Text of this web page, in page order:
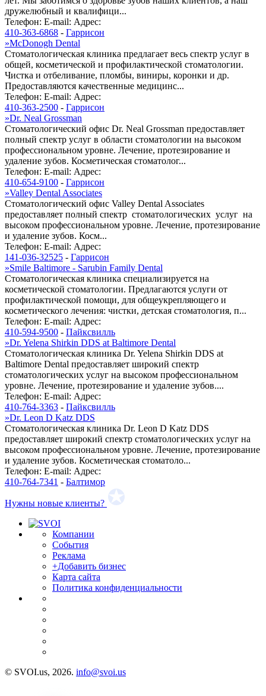
дружелюбный и квалифици...
Телефон: E-mail: Адрес:
410-363-6868 - Гаррисон
»McDonogh Dental
Стоматологическая клиника предлагает весь спектр услуг в
общей, косметической и профилактической стоматологии.
Чистка и отбеливание, пломбы, виниры, коронки и др.
Предоставляются качественные медицинс...
Телефон: E-mail: Адрес:
410-363-2500 - Гаррисон
»Dr. Neal Grossman
Стоматологический офис Dr. Neal Grossman предоставляет
полный спектр услуг в области стоматологии на высоком
профессиональном уровне. Лечение, протезирование и
удаление зубов. Косметическая стоматолог...
Телефон: E-mail: Адрес:
410-654-9100 - Гаррисон
»Valley Dental Associates
Стоматологический офис Valley Dental Associates
предоставляет полный спектр стоматологических услуг на
высоком профессиональном уровне. Лечение, протезирование
и удаление зубов. Косм...
Телефон: E-mail: Адрес:
141-036-32525 - Гаррисон
»Smile Baltimore - Sarubin Family Dental
Стоматологическая клиника специализируется на
косметической стоматологии. Предлагаются услуги от
профилактической помощи, для общеукрепляющего и
косметического лечения: чистки, детская стоматология, п...
Телефон: E-mail: Адрес:
410-594-9500 - Пайксвилль
»Dr. Yelena Shirkin DDS at Baltimore Dental
Стоматологическая клиника Dr. Yelena Shirkin DDS at
Baltimore Dental предоставляет широкий спектр
стоматологических услуг на высоком профессиональном
уровне. Лечение, протезирование и удаление зубов....
Телефон: E-mail: Адрес:
410-764-3363 - Пайксвилль
»Dr. Leon D Katz DDS
Стоматологическая клиника Dr. Leon D Katz DDS
предоставляет широкий спектр стоматологических услуг на
высоком профессиональном уровне. Лечение, протезирование
и удаление зубов. Косметическая стоматоло...
Телефон: E-mail: Адрес:
410-764-7341 - Балтимор
Нужны новые клиенты?
Компании
События
Реклама
+Добавить бизнес
Карта сайта
Политика конфиденциальности
© SVOI.us, 2026. info@svoi.us